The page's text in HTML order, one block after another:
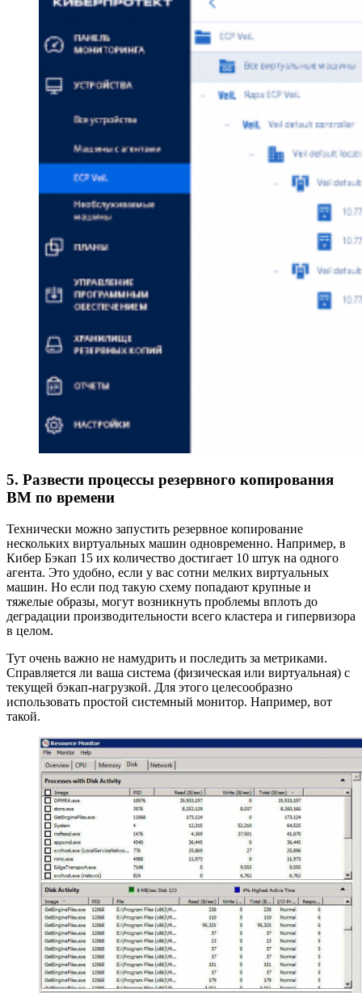
5. Развести процессы резервного копирования
ВМ по времени
Технически можно запустить резервное копирование
нескольких виртуальных машин одновременно. Например, в
Кибер Бэкап 15 их количество достигает 10 штук на одного
агента. Это удобно, если у вас сотни мелких виртуальных
машин. Но если под такую схему попадают крупные и
тяжелые образы, могут возникнуть проблемы вплоть до
деградации производительности всего кластера и гипервизора
в целом.
Тут очень важно не намудрить и последить за метриками.
Справляется ли ваша система (физическая или виртуальная) с
текущей бэкап-нагрузкой. Для этого целесообразно
использовать простой системный монитор. Например, вот
такой.